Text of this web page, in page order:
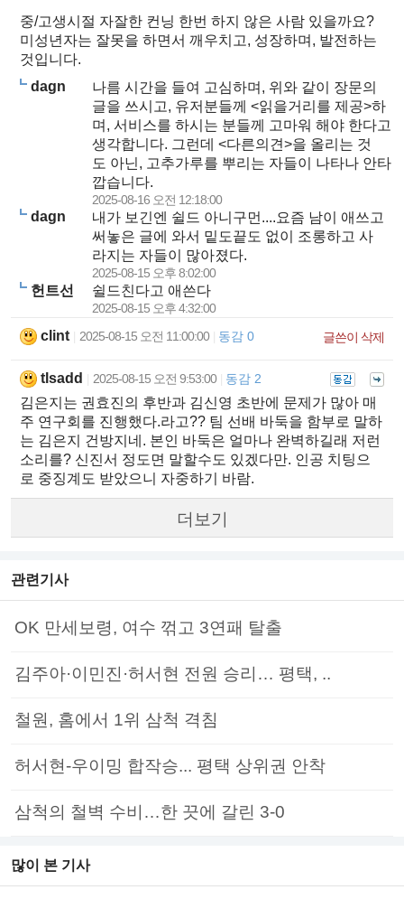
중/고생시절 자잘한 컨닝 한번 하지 않은 사람 있을까요?
미성년자는 잘못을 하면서 깨우치고, 성장하며, 발전하는
것입니다.
dagn
나름 시간을 들여 고심하며, 위와 같이 장문의
글을 쓰시고, 유저분들께 <읽을거리를 제공>하
며, 서비스를 하시는 분들께 고마워 해야 한다고
생각합니다. 그런데 <다른의견>을 올리는 것
도 아닌, 고추가루를 뿌리는 자들이 나타나 안타
깝습니다.
2025-08-16 오전 12:18:00
dagn
내가 보긴엔 쉴드 아니구먼....요즘 남이 애쓰고
써놓은 글에 와서 밑도끝도 없이 조롱하고 사
라지는 자들이 많아졌다.
2025-08-15 오후 8:02:00
헌트선 쉴드친다고 애쓴다
2025-08-15 오후 4:32:00
clint 2025-08-15 오전 11:00:00 동감 0 글쓴이 삭제
tlsadd 2025-08-15 오전 9:53:00 동감 2
김은지는 권효진의 후반과 김신영 초반에 문제가 많아 매
주 연구회를 진행했다.라고?? 팀 선배 바둑을 함부로 말하
는 김은지 건방지네. 본인 바둑은 얼마나 완벽하길래 저런
소리를? 신진서 정도면 말할수도 있겠다만. 인공 치팅으
로 중징계도 받았으니 자중하기 바람.
더보기
관련기사
OK 만세보령, 여수 꺾고 3연패 탈출
김주아·이민진·허서현 전원 승리… 평택, ..
철원, 홈에서 1위 삼척 격침
허서현-우이밍 합작승... 평택 상위권 안착
삼척의 철벽 수비…한 끗에 갈린 3-0
많이 본 기사